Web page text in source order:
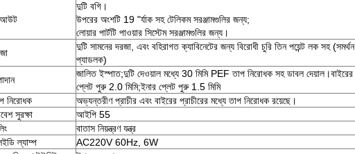
দুটি বগি।
উপরের অংশটি 19 "র্যাক সহ টেলিকম সরঞ্জামগুলির জন্য;
লোয়ার পার্টটি পাওয়ার সিস্টেম সরঞ্জামগুলির জন্য।
দুটি সামনের দরজা, এবং বহিরাগত ক্যাবিনেটের জন্য বিরোধী চুরি তিন পয়েন্ট লক সহ (সমর্থন
প্যাডলক)
জালিত ইস্পাত;দুটি দেওয়াল মধ্যে 30 মিমি PEF তাপ নিরোধক সহ ডাবল দেয়াল।বাইরের
প্লেট পুরু 2.0 মিমি;ইনার প্লেট পুরু 1.5 মিমি
নিরোধক
অভ্যন্তরীণ প্রাচীর এবং বাইরের প্রাচীরের মধ্যে তাপ নিরোধক রয়েছে।
সুরক্ষা
আইপি 55
বাতাস নিয়ন্ত্রণ যন্ত্র
ল্যাম্প
AC220V 60Hz, 6W